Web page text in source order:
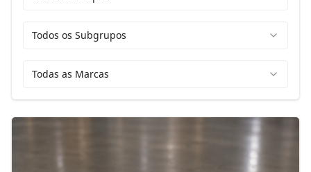
Todos os Subgrupos
Todas as Marcas